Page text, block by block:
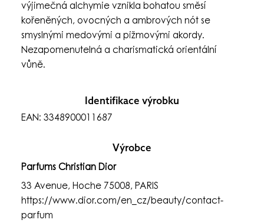
výjimečná alchymie vznikla bohatou směsí
kořeněných, ovocných a ambrových nót se
smyslnými medovými a pižmovými akordy.
Nezapomenutelná a charismatická orientální
vůně.
Identifikace výrobku
EAN: 3348900011687
Výrobce
Parfums Christian Dior
33 Avenue, Hoche 75008, PARIS
https://www.dior.com/en_cz/beauty/contact-
parfum